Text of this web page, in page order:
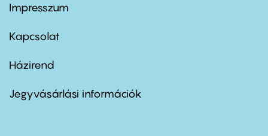
Footer
first
Impresszum
Kapcsolat
Footer
second
Házirend
Jegyvásárlási információk